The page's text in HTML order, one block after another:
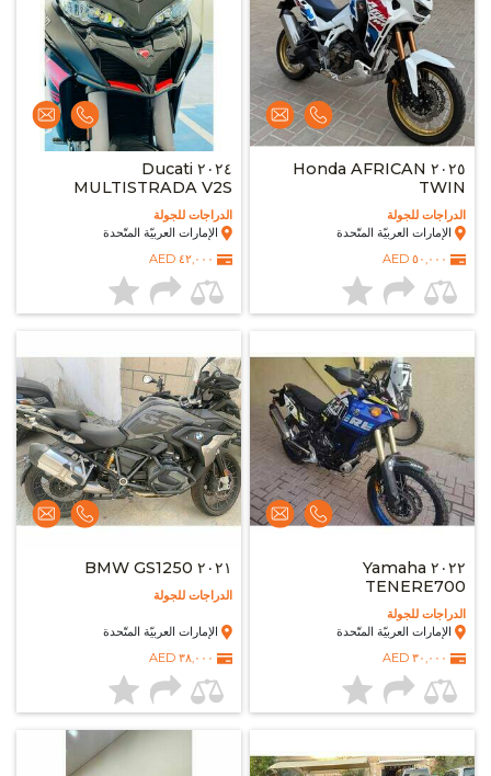
٢٠٢٥ Honda AFRICAN
TWIN
الدراجات للجولة
الإمارات العربيّة المتّحدة
٥٠,٠٠٠ AED
٢٠٢٤ Ducati
MULTISTRADA V2S
الدراجات للجولة
الإمارات العربيّة المتّحدة
٤٢,٠٠٠ AED
٢٠٢٢ Yamaha
TENERE700
الدراجات للجولة
الإمارات العربيّة المتّحدة
٣٠,٠٠٠ AED
٢٠٢١ BMW GS1250
الدراجات للجولة
الإمارات العربيّة المتّحدة
٣٨,٠٠٠ AED